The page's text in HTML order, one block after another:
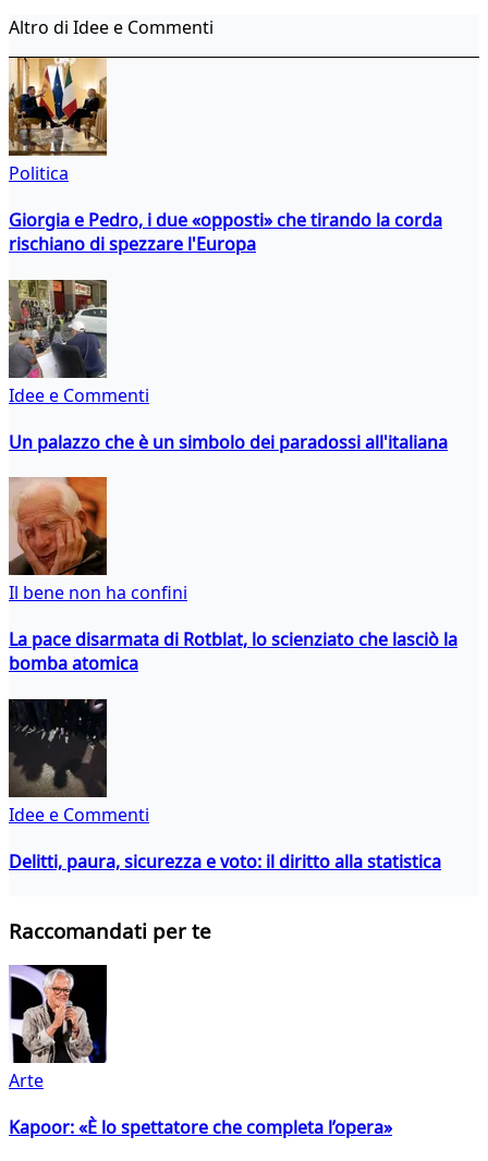
Altro di Idee e Commenti
Politica
Giorgia e Pedro, i due «opposti» che tirando la corda
rischiano di spezzare l'Europa
Idee e Commenti
Un palazzo che è un simbolo dei paradossi all'italiana
Il bene non ha confini
La pace disarmata di Rotblat, lo scienziato che lasciò la
bomba atomica
Idee e Commenti
Delitti, paura, sicurezza e voto: il diritto alla statistica
Raccomandati per te
Arte
Kapoor: «È lo spettatore che completa l’opera»